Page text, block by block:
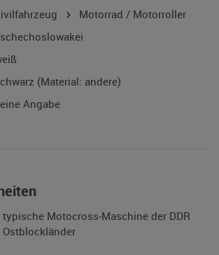
Motorrad / Motorroller
(Material: andere)
Angabe
Motocross-Maschine der DDR